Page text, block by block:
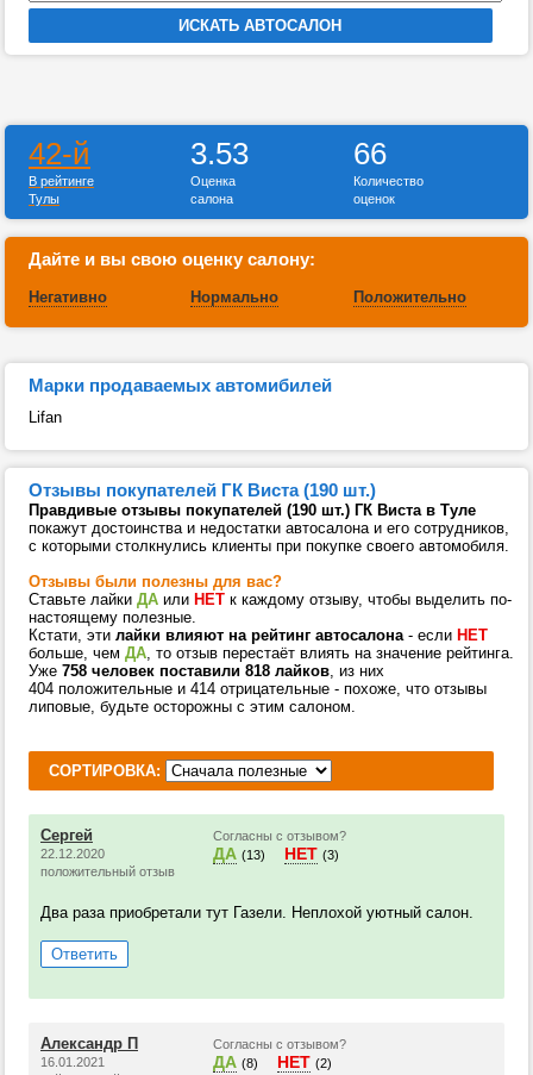
42-й
В рейтинге
Тулы
3.53
Оценка
салона
66
Количество
оценок
Дайте и вы свою оценку салону:
Негативно Нормально Положительно
Марки продаваемых автомибилей
Lifan
Отзывы покупателей ГК Виста (190 шт.)
Правдивые отзывы покупателей (190 шт.) ГК Виста в Туле
покажут достоинства и недостатки автосалона и его сотрудников,
с которыми столкнулись клиенты при покупке своего автомобиля.
Отзывы были полезны для вас?
Ставьте лайки ДА или НЕТ к каждому отзыву, чтобы выделить по-
настоящему полезные.
Кстати, эти лайки влияют на рейтинг автосалона- если НЕТ
больше, чем ДА, то отзыв перестаёт влиять на значение рейтинга.
Уже 758 человек поставили 818 лайков, из них
404 положительные и 414 отрицательные - похоже, что отзывы
липовые, будьте осторожны с этим салоном.
СОРТИРОВКА:
Сергей
22.12.2020
положительный отзыв
Согласны с отзывом?
ДА (13) НЕТ (3)
Два раза приобретали тут Газели. Неплохой уютный салон.
Ответить
Александр П
16.01.2021
Согласны с отзывом?
ДА (8) НЕТ (2)